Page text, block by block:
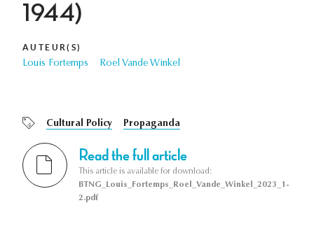
1944)
AUTEUR(S)
Louis Fortemps Roel Vande Winkel
Cultural Policy Propaganda
Read the full article
This article is available for download:
BTNG_Louis_Fortemps_Roel_Vande_Winkel_2023_1-
2.pdf